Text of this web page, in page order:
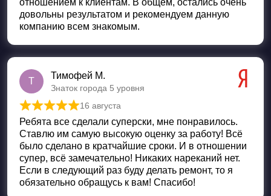
отношением к клиентам. В общем, остались очень
довольны результатом и рекомендуем данную
компанию всем знакомым.
Т
Тимофей М.
Знаток города 5 уровня
Оценка5 из 5
16 августа
Ребята все сделали суперски, мне понравилось.
Ставлю им самую высокую оценку за работу! Всё
было сделано в кратчайшие сроки. И в отношении
супер, всё замечательно! Никаких нареканий нет.
Если в следующий раз буду делать ремонт, то я
обязательно обращусь к вам! Спасибо!